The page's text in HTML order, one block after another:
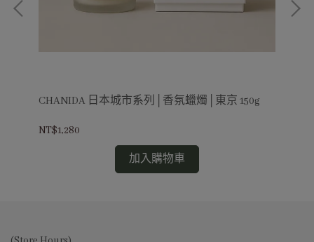
CHANIDA 日本城市系列│香氛蠟燭│東京 150g
NT$1,280
加入購物車